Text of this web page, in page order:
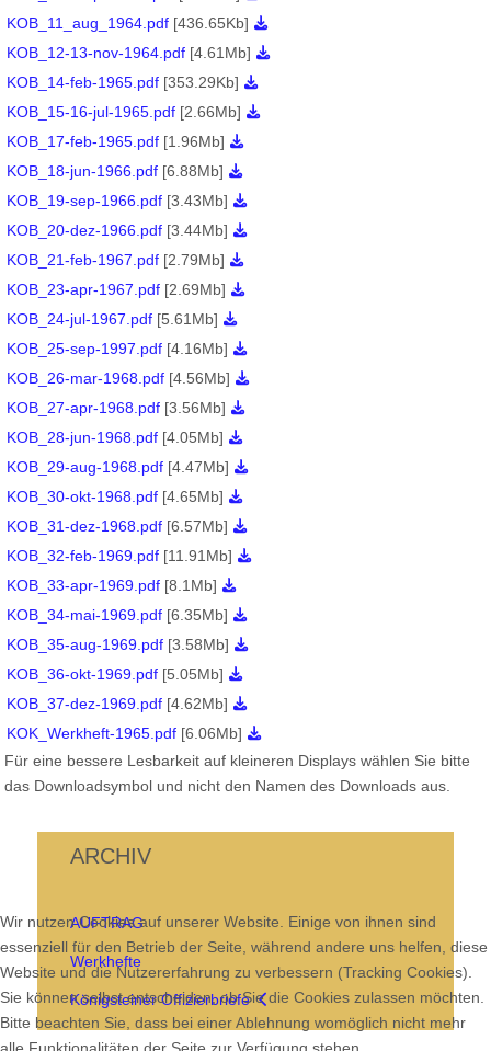
KOB_11_aug_1964.pdf [436.65Kb]
KOB_12-13-nov-1964.pdf [4.61Mb]
KOB_14-feb-1965.pdf [353.29Kb]
KOB_15-16-jul-1965.pdf [2.66Mb]
KOB_17-feb-1965.pdf [1.96Mb]
KOB_18-jun-1966.pdf [6.88Mb]
KOB_19-sep-1966.pdf [3.43Mb]
KOB_20-dez-1966.pdf [3.44Mb]
KOB_21-feb-1967.pdf [2.79Mb]
KOB_23-apr-1967.pdf [2.69Mb]
KOB_24-jul-1967.pdf [5.61Mb]
KOB_25-sep-1997.pdf [4.16Mb]
KOB_26-mar-1968.pdf [4.56Mb]
KOB_27-apr-1968.pdf [3.56Mb]
KOB_28-jun-1968.pdf [4.05Mb]
KOB_29-aug-1968.pdf [4.47Mb]
KOB_30-okt-1968.pdf [4.65Mb]
KOB_31-dez-1968.pdf [6.57Mb]
KOB_32-feb-1969.pdf [11.91Mb]
KOB_33-apr-1969.pdf [8.1Mb]
KOB_34-mai-1969.pdf [6.35Mb]
KOB_35-aug-1969.pdf [3.58Mb]
KOB_36-okt-1969.pdf [5.05Mb]
KOB_37-dez-1969.pdf [4.62Mb]
KOK_Werkheft-1965.pdf [6.06Mb]
Für eine bessere Lesbarkeit auf kleineren Displays wählen Sie bitte
das Downloadsymbol und nicht den Namen des Downloads aus.
ARCHIV
AUFTRAG
Werkhefte
Königsteiner Offizierbriefe
Wir nutzen Cookies auf unserer Website. Einige von ihnen sind
essenziell für den Betrieb der Seite, während andere uns helfen, diese
Website und die Nutzererfahrung zu verbessern (Tracking Cookies).
Sie können selbst entscheiden, ob Sie die Cookies zulassen möchten.
Bitte beachten Sie, dass bei einer Ablehnung womöglich nicht mehr